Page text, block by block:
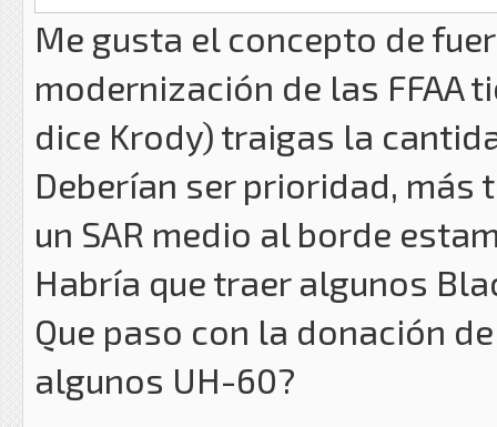
Me gusta el concepto de
modernización de las FFAA
dice Krody) traigas la
Deberían ser prioridad, más
un SAR medio al borde
Habría que traer algunos
Que paso con la donación
algunos UH-60?